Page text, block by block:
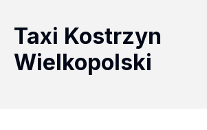
Taxi Kostrzyn
Wielkopolski